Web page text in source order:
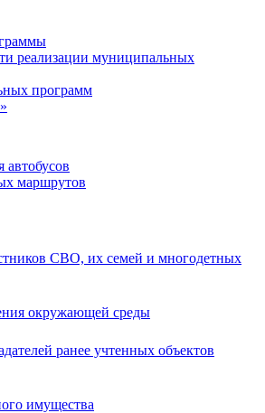
реализации муниципальных
программ
автобусов
маршрутов
СВО, их семей и многодетных
окружающей среды
ранее учтенных объектов
имущества